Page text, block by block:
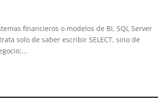
financieros o modelos de BI, SQL Server
solo de saber escribir SELECT, sino de